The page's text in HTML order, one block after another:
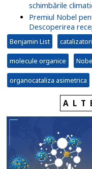
schimbările
Premiul Nobel
Descoperirea
Benjamin List catalizatori
molecule organice
organocataliza asimetrica